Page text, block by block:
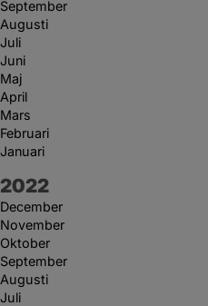
September
Augusti
Juli
Juni
Maj
April
Mars
Februari
Januari
År:
2022
December
November
Oktober
September
Augusti
Juli